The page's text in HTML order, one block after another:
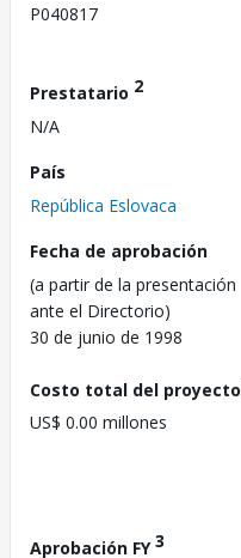
P040817
Prestatario 2
N/A
País
República Eslovaca
Fecha de aprobación
(a partir de la presentación
ante el Directorio)
30 de junio de 1998
Costo total del proyecto
US$ 0.00 millones
Aprobación FY3